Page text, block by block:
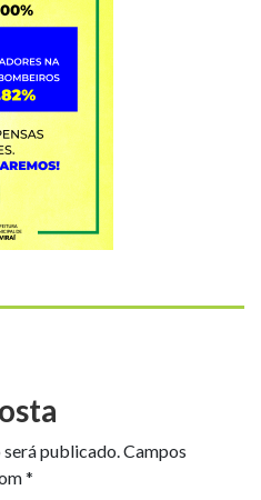
será publicado.Campos
*